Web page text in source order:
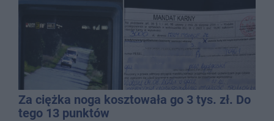
Za ciężka noga kosztowała go 3 tys. zł. Do
tego 13 punktów